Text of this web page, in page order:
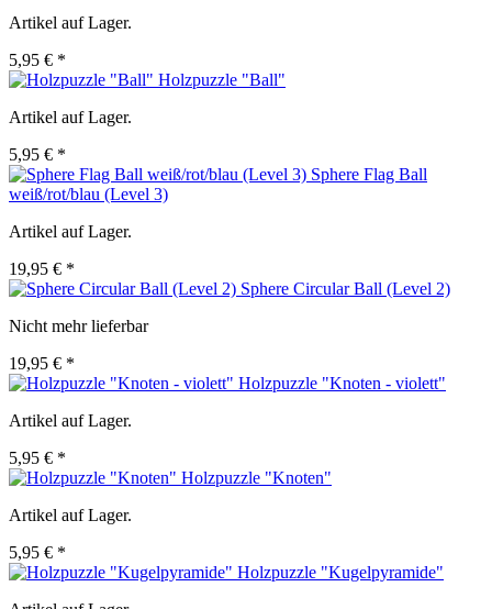
Artikel auf Lager.
5,95 € *
Holzpuzzle "Ball"
Artikel auf Lager.
5,95 € *
Sphere Flag Ball
weiß/rot/blau (Level 3)
Artikel auf Lager.
19,95 € *
Sphere Circular Ball (Level 2)
Nicht mehr lieferbar
19,95 € *
Holzpuzzle "Knoten - violett"
Artikel auf Lager.
5,95 € *
Holzpuzzle "Knoten"
Artikel auf Lager.
5,95 € *
Holzpuzzle "Kugelpyramide"